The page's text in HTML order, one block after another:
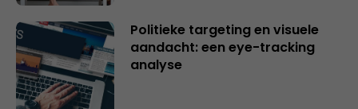
Politieke targeting en visuele
aandacht: een eye-tracking
analyse